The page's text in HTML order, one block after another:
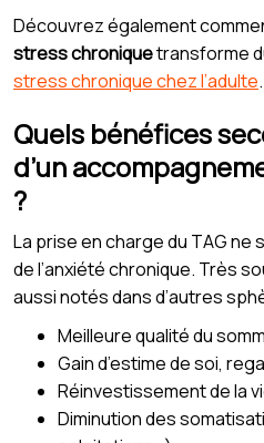
Découvrez également
stress chroniquetransforme
stress chronique chez l’adulte.
Quels bénéfices
d’un
?
La prise en charge du TAG ne
de l’anxiété chronique. Très
aussi notés dans d’autres
Meilleure qualité du
Gain d’estime de soi,
Réinvestissement de la
Diminution des